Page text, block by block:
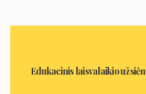
Edukacinis laisvalaikio